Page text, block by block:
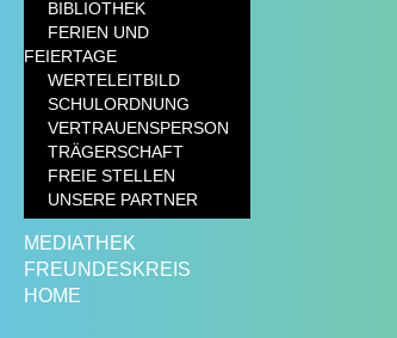
BIBLIOTHEK
FERIEN UND
FEIERTAGE
WERTELEITBILD
SCHULORDNUNG
VERTRAUENSPERSON
TRÄGERSCHAFT
FREIE STELLEN
UNSERE PARTNER
MEDIATHEK
FREUNDESKREIS
HOME